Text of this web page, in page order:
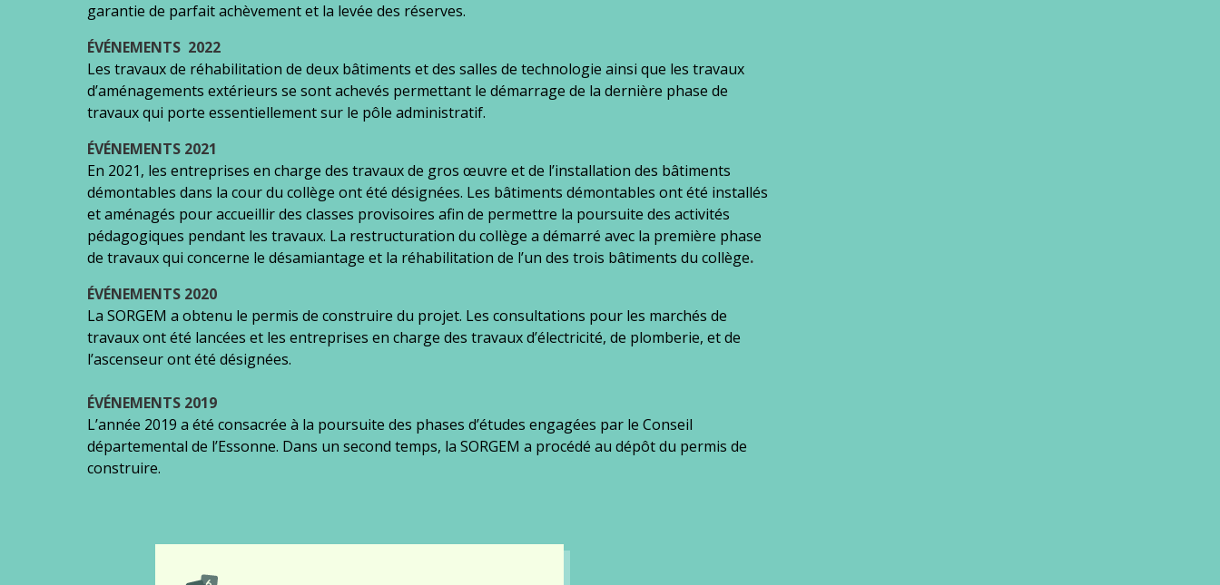
garantie de parfait achèvement et la levée des réserves.
ÉVÉNEMENTS 2022
Les travaux de réhabilitation de deux bâtiments et des salles de technologie ainsi que les travaux
d’aménagements extérieurs se sont achevés permettant le démarrage de la dernière phase de
travaux qui porte essentiellement sur le pôle administratif.
ÉVÉNEMENTS 2021
En 2021, les entreprises en charge des travaux de gros œuvre et de l’installation des bâtiments
démontables dans la cour du collège ont été désignées. Les bâtiments démontables ont été installés
et aménagés pour accueillir des classes provisoires afin de permettre la poursuite des activités
pédagogiques pendant les travaux. La restructuration du collège a démarré avec la première phase
de travaux qui concerne le désamiantage et la réhabilitation de l’un des trois bâtiments du collège.
ÉVÉNEMENTS 2020
La SORGEM a obtenu le permis de construire du projet. Les consultations pour les marchés de
travaux ont été lancées et les entreprises en charge des travaux d’électricité, de plomberie, et de
l’ascenseur ont été désignées.
ÉVÉNEMENTS 2019
L’année 2019 a été consacrée à la poursuite des phases d’études engagées par le Conseil
départemental de l’Essonne. Dans un second temps, la SORGEM a procédé au dépôt du permis de
construire.